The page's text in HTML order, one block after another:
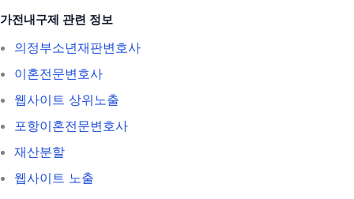
가전내구제 관련 정보
의정부소년재판변호사
이혼전문변호사
웹사이트 상위노출
포항이혼전문변호사
재산분할
웹사이트 노출